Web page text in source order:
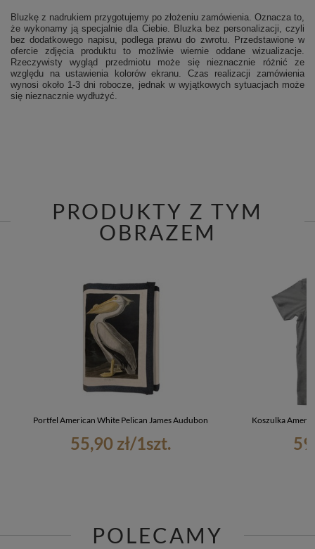
Bluzkę z nadrukiem przygotujemy po złożeniu zamówienia. Oznacza to,
że wykonamy ją specjalnie dla Ciebie. Bluzka bez personalizacji, czyli
bez dodatkowego napisu, podlega prawu do zwrotu. Przedstawione w
ofercie zdjęcia produktu to możliwie wiernie oddane wizualizacje.
Rzeczywisty wygląd przedmiotu może się nieznacznie różnić ze
względu na ustawienia kolorów ekranu. Czas realizacji zamówienia
wynosi około 1-3 dni robocze, jednak w wyjątkowych sytuacjach może
się nieznacznie wydłużyć.
PRODUKTY Z TYM
OBRAZEM
Portfel American White Pelican James Audubon
55,90 zł/1szt.
Koszulka
POLECAMY